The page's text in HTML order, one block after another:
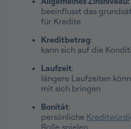
beeinflusst das
für Kredite
Kreditbetrag:
kann sich auf die
Laufzeit:
längere Laufzeiten
mit sich bringen
Bonität:
persönliche
Rolle spielen